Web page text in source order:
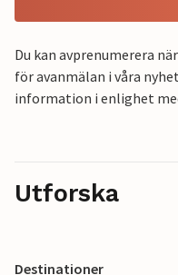
Du kan avprenumerera
för avanmälan i våra
information i enlighet
Utforska
Destinationer